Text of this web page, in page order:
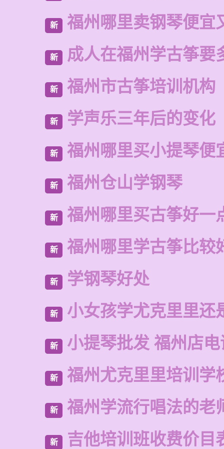
新 福州哪里卖钢琴便宜
新 成人在福州学古筝要
新 福州市古筝培训机构
新 学声乐三年后的变化
新 福州哪里买小提琴便
新 福州仓山学钢琴
新 福州哪里买古筝好一
新 福州哪里学古筝比较
新 学钢琴好处
新 小女孩学尤克里里还
新 小提琴批发 福州店
新 福州尤克里里培训学
新 福州学流行唱法的老
新 吉他培训班收费价目